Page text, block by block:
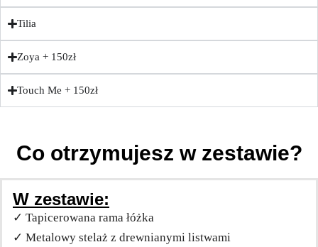
Tilia
Zoya + 150zł
Touch Me + 150zł
Co otrzymujesz w zestawie?
W zestawie:
✓ Tapicerowana rama łóżka
✓ Metalowy stelaż z drewnianymi listwami